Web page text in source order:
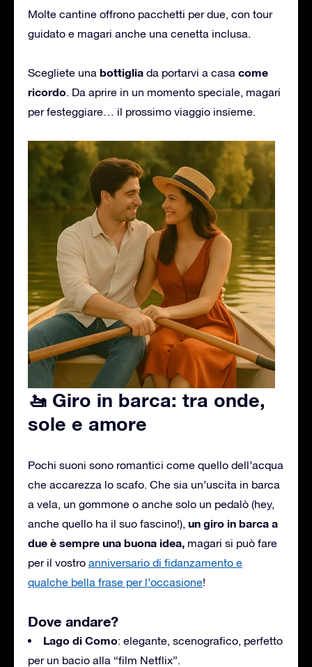
Molte cantine offrono pacchetti per due, con tour
guidato e magari anche una cenetta inclusa.
Scegliete una bottiglia da portarvi a casa come
ricordo. Da aprire in un momento speciale, magari
per festeggiare… il prossimo viaggio insieme.
🚤 Giro in barca: tra onde,
sole e amore
Pochi suoni sono romantici come quello dell’acqua
che accarezza lo scafo. Che sia un’uscita in barca
a vela, un gommone o anche solo un pedalò (hey,
anche quello ha il suo fascino!), un giro in barca a
due è sempre una buona idea, magari si può fare
per il vostro anniversario di fidanzamento e
qualche bella frase per l’occasione!
Dove andare?
Lago di Como: elegante, scenografico, perfetto
per un bacio alla “film Netflix”.